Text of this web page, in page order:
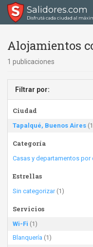
Salidores.com
Disfrutá cada ciudad al
Alojamientos
1 publicaciones
Filtrar por:
Ciudad
Tapalqué, Buenos Aires
Categoría
Casas y departamentos por
Estrellas
Sin categorizar(1)
Servicios
Wi-Fi (1)
Blanquería (1)